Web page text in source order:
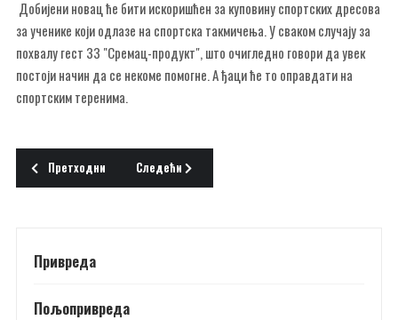
Добијени новац ће бити искоришћен за куповину спортских дресова
за ученике који одлазе на спортска такмичења. У сваком случају за
похвалу гест ЗЗ "Сремац-продукт", што очигледно говори да увек
постоји начин да се некоме помогне. А ђаци ће то оправдати на
спортским теренима.
Претходни чланак: Позитивна енергија
Претходни Следећи чланак: ДРУГАРСКИ САСТАНАК
Следећи
Привреда
Пољопривреда